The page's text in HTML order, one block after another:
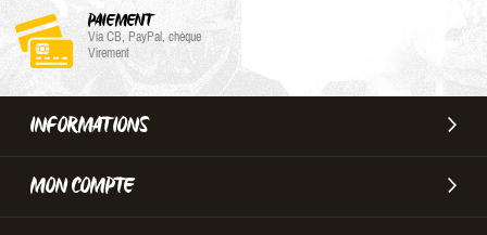
PAIEMENT
Via CB, PayPal, chèque
Virement
INFORMATIONS
MON COMPTE